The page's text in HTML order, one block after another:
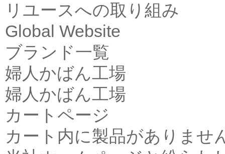
リユースへの取り組み
Global Website
ブランド一覧
婦人かばん工場
婦人かばん工場
カートページ
カート内に製品がありませ